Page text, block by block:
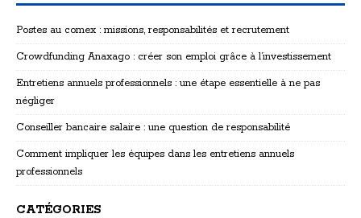
Postes au comex : missions, responsabilités et recrutement
Crowdfunding Anaxago : créer son emploi grâce à l’investissement
Entretiens annuels professionnels : une étape essentielle à ne pas
négliger
Conseiller bancaire salaire : une question de responsabilité
Comment impliquer les équipes dans les entretiens annuels
professionnels
CATÉGORIES